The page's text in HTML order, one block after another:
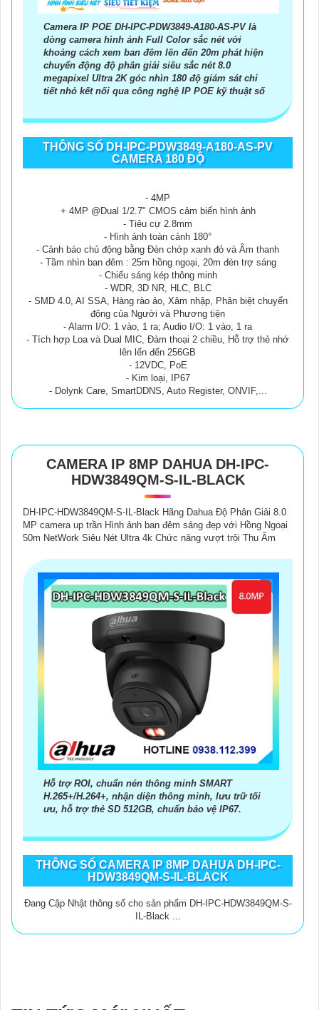
Camera IP POE DH-IPC-PDW3849-A180-AS-PV là
dòng camera hình ảnh Full Color sắc nét với
khoảng cách xem ban đêm lên đến 20m phát hiện
chuyển động độ phân giải siêu sắc nét 8.0
megapixel Ultra 2K góc nhìn 180 độ giám sát chi
tiết nhỏ kết nối qua công nghệ IP POE kỹ thuật số
THÔNG SỐ DH-IPC-PDW3849-A180-AS-PV
CAMERA 180 ĐỘ
- 4MP
+ 4MP @Dual 1/2.7" CMOS cảm biến hình ảnh
- Tiêu cự 2.8mm
- Hình ảnh toàn cảnh 180°
- Cảnh báo chủ động bằng Đèn chớp xanh đỏ và Âm thanh
- Tầm nhìn ban đêm : 25m hồng ngoại, 20m đèn trợ sáng
- Chiếu sáng kép thông minh
- WDR, 3D NR, HLC, BLC
- SMD 4.0, AI SSA, Hàng rào ảo, Xâm nhập, Phân biệt chuyển
động của Người và Phương tiện
- Alarm I/O: 1 vào, 1 ra; Audio I/O: 1 vào, 1 ra
- Tích hợp Loa và Dual MIC, Đàm thoại 2 chiều, Hỗ trợ thẻ nhớ
lên lến đến 256GB
- 12VDC, PoE
- Kim loại, IP67
- Dolynk Care, SmartDDNS, Auto Register, ONVIF,...
CAMERA IP 8MP DAHUA DH-IPC-
HDW3849QM-S-IL-BLACK
DH-IPC-HDW3849QM-S-IL-Black Hãng Dahua Độ Phân Giải 8.0
MP camera up trần Hình ảnh ban đêm sáng đẹp với Hồng Ngoại
50m NetWork Siêu Nét Ultra 4k Chức năng vượt trội Thu Âm
Hỗ trợ ROI, chuẩn nén thông minh SMART
H.265+/H.264+, nhận diện thông minh, lưu trữ tối
ưu, hỗ trợ thẻ SD 512GB, chuẩn bảo vệ IP67.
THÔNG SỐ CAMERA IP 8MP DAHUA DH-IPC-
HDW3849QM-S-IL-BLACK
Đang Cập Nhật thông số cho sản phẩm DH-IPC-HDW3849QM-S-
IL-Black ...